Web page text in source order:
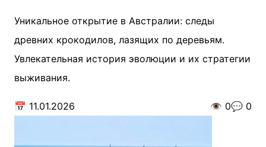
Уникальное открытие в Австралии: следы
древних крокодилов, лазящих по деревьям.
Увлекательная история эволюции и их стратегии
выживания.
📅 11.01.2026 👁️ 0💬 0